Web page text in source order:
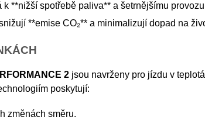
**nižší spotřebě paliva** a šetrnějšímu
**emise CO₂** a minimalizují dopad na
2 jsou navrženy pro jízdu v
poskytují:
změnách směru.